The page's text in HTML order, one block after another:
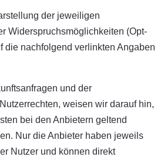
der jeweiligen
Widerspruchsmöglichkeiten (Opt-
die nachfolgend verlinkten Angaben
und der
weisen wir darauf hin,
bei den Anbietern geltend
Nur die Anbieter haben jeweils
Nutzer und können direkt